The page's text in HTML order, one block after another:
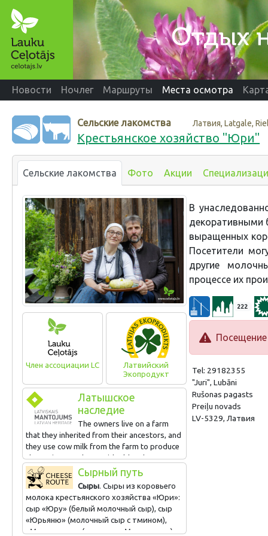
Новости Ночлег Маршруты Места осмотра
Сельские лакомства Латвия, Latgale,
Крестьянское хозяйство "Юри"
Сельские лакомства Фото Акции
Член ассоциации LC
Латвийский
Экопродукт
Латышское
наследие
The owners live on a farm
that they inherited from their ancestors, and
they use cow milk from the farm to produce
cheese in accordance with old and new
recipes. Visitors can taste milk, soured milk,
buttermilk and other dairy products,
watching how they are produced and taking
part in the process. There are farm animals
to visit, as well.
Сырный путь
Сыры. Сыры из коровьего
молока крестьянского хозяйства «Юри»:
сыр «Юру» (белый молочный сыр), сыр
«Юрьяню» (молочный сыр с тмином),
«Мартинелла» (сыр типа «Моцарелла»),
В
декоративными
выращенных
Посетители
другие
процессе их
222
Посещение
Tel: 29182355
"Juri", Lubāni
Rušonas pagasts
Preiļu novads
LV-5329, Латвия